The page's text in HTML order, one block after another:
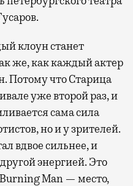
клоун станет
же, как каждый актер
Потому что Старица
уже второй раз, и
сама сила
но и у зрителей.
вдвое сильнее, и
энергией. Это
Man — место,